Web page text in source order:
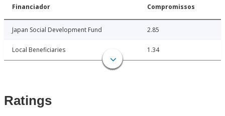
Financiador Compromissos
Japan Social Development Fund 2.85
Local Beneficiaries 1.34
Ratings